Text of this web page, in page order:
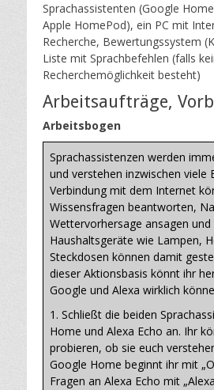
Sprachassistenten (Google
Apple HomePod), ein PC mit
Recherche, Bewertungssystem
Liste mit Sprachbefehlen (falls
Recherchemöglichkeit besteht)
Arbeitsaufträge,
Arbeitsbogen
Sprachassistenzen werden
und verstehen inzwischen viele
Verbindung mit dem Internet
Wissensfragen beantworten,
Wettervorhersage ansagen und
Haushaltsgeräte wie Lampen,
Steckdosen können damit
dieser Aktionsbasis könnt ihr
Google und Alexa wirklich
1. Schließt die beiden
Home und Alexa Echo an. Ihr
probieren, ob sie euch
Google Home beginnt ihr mit
Fragen an Alexa Echo mit